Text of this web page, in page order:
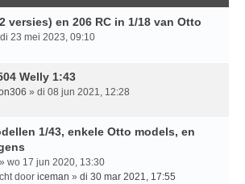
versies) en 206 RC in 1/18 van Otto
23 mei 2023, 09:10
Welly 1:43
» di 08 jun 2021, 12:28
1/43, enkele Otto models, en
» wo 17 jun 2020, 13:30
door iceman » di 30 mar 2021, 17:55